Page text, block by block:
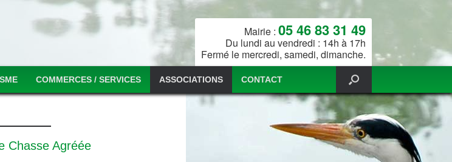
Mairie : 05 46 83 31 49
Du lundi au vendredi : 14h à 17h
Fermé le mercredi, samedi, dimanche.
COMMERCES / SERVICES ASSOCIATIONS CONTACT
Chasse Agréée